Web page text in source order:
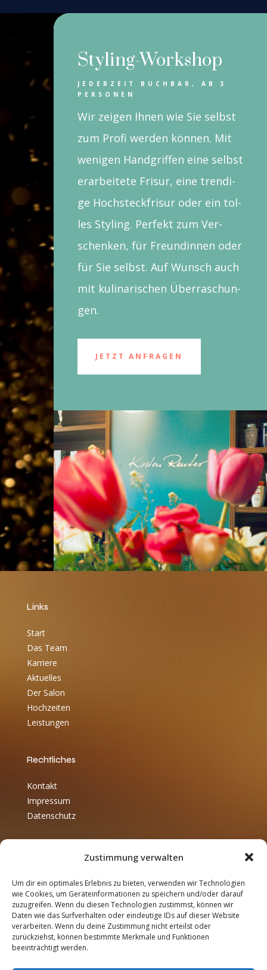
Zustimmung verwalten
Um dir ein optimales Erlebnis zu bieten, verwenden wir Technologien
wie Cookies, um Geräteinformationen zu speichern und/oder darauf
zuzugreifen. Wenn du diesen Technologien zustimmst, können wir
Daten wie das Surfverhalten oder eindeutige IDs auf dieser Website
verarbeiten. Wenn du deine Zustimmung nicht erteilst oder
zurückziehst, können bestimmte Merkmale und Funktionen
beeinträchtigt werden.
Sty­ling-Work­shop
JEDER­ZEIT BUCH­BAR, AB 3
PER­SO­NEN
Wir zei­gen Ihnen wie Sie selbst
zum Pro­fi wer­den kön­nen. Mit
weni­gen Hand­grif­fen eine selbst
erar­bei­te­te Fri­sur, eine tren­di­
ge Hoch­steck­fri­sur oder ein tol­
les Sty­ling. Per­fekt zum Ver­
schen­ken, für Freun­din­nen oder
für Sie selbst. Auf Wunsch auch
mit kuli­na­ri­schen Über­ra­schun­
gen.
JETZT ANFRA­GEN
Links
Start
Das Team
Karriere
Aktuelles
Der Salon
Hochzeiten
Leistungen
Rechtliches
Kontakt
Impressum
Datenschutz
Kirsten Reuter - der Friseur
Telefon: +49 381 – 82376
E-Mail: k.reuterderfriseur@t-online.de
Hamburger Str. 39
18069 Rostock